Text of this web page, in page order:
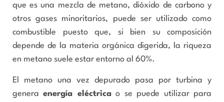
que es una mezcla de metano, dióxido de carbono y
otros gases minoritarios, puede ser utilizado como
combustible puesto que, si bien su composición
depende de la materia orgánica digerida, la riqueza
en metano suele estar entorno al 60%.
El metano una vez depurado pasa por turbina y
generaenergía eléctricao se puede utilizar para